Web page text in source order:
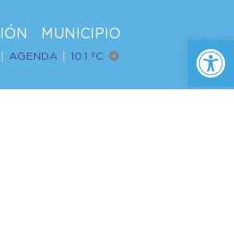
MUNICIPIO
AGENDA 10.1 ºC